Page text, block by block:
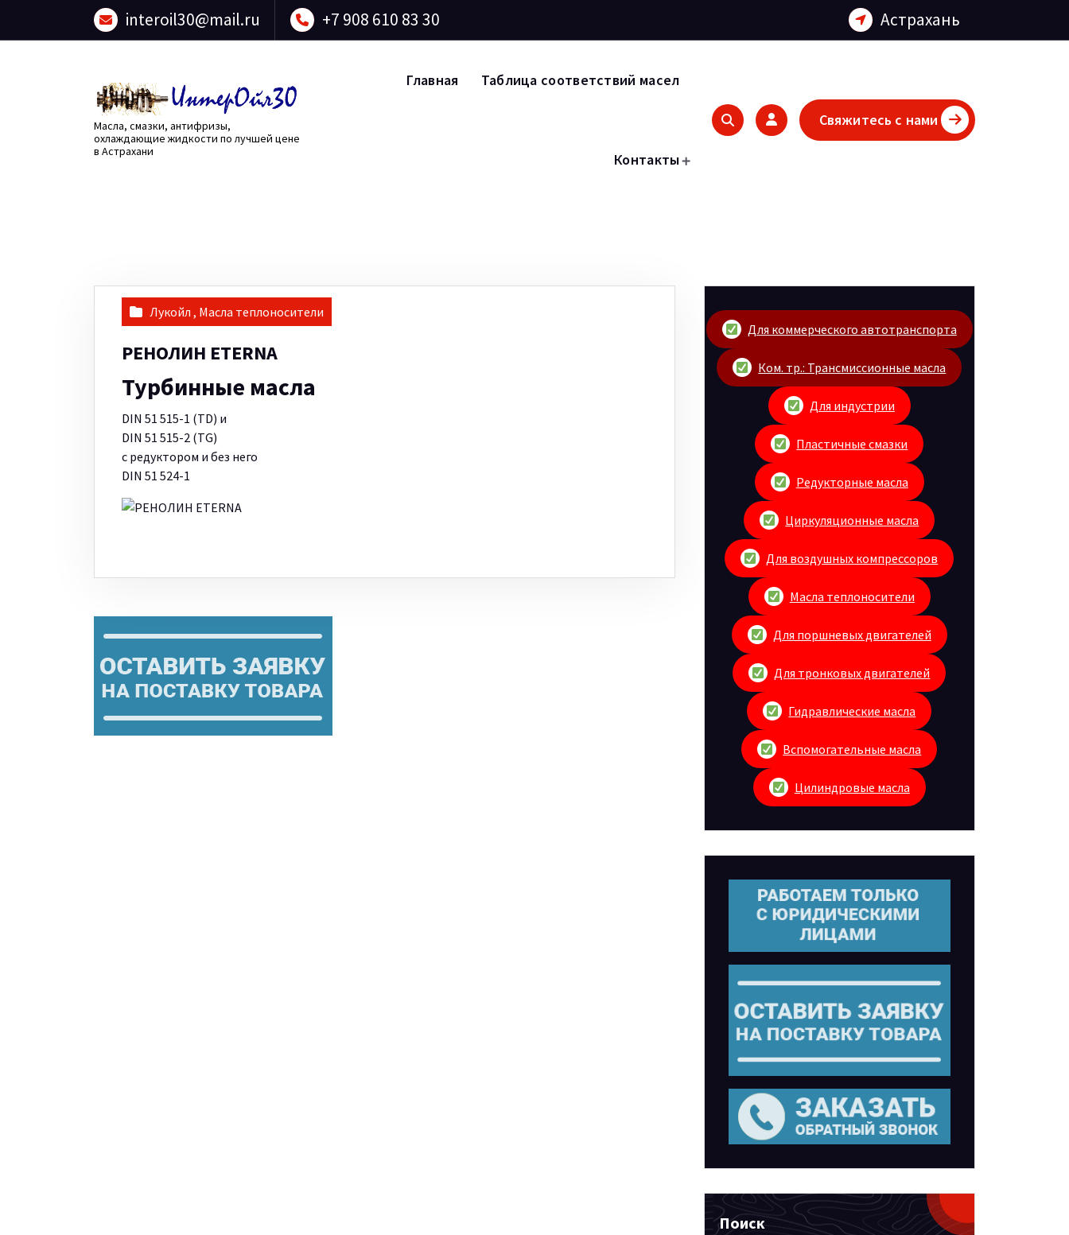
interoil30@mail.ru +7 908 610 83 30 Астрахань
Масла, смазки, антифризы,
охлаждающие жидкости по лучшей цене
в Астрахани
Главная Таблица соответствий масел
Контакты
Свяжитесь с нами
Лукойл , Масла теплоносители
РЕНОЛИН ETERNA
Турбинные масла
DIN 51 515-1 (TD) и
DIN 51 515-2 (TG)
с редуктором и без него
DIN 51 524-1
Для коммерческого автотранспорта
Ком. тр.: Трансмиссионные масла
Для индустрии
Пластичные смазки
Редукторные масла
Циркуляционные масла
Для воздушных компрессоров
Масла теплоносители
Для поршневых двигателей
Для тронковых двигателей
Гидравлические масла
Вспомогательные масла
Цилиндровые масла
Поиск